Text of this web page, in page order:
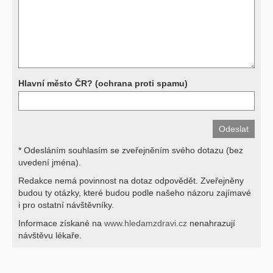
Hlavní město ČR? (ochrana proti spamu)
* Odesláním souhlasím se zveřejněním svého dotazu (bez
uvedení jména).
Redakce nemá povinnost na dotaz odpovědět. Zveřejněny
budou ty otázky, které budou podle našeho názoru zajímavé
i pro ostatní návštěvníky.
Informace získané na www.hledamzdravi.cz nenahrazují
návštěvu lékaře.